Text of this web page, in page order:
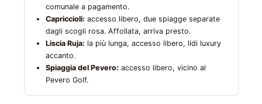
comunale a pagamento.
Capriccioli: accesso libero, due spiagge separate
dagli scogli rosa. Affollata, arriva presto.
Liscia Ruja: la più lunga, accesso libero, lidi luxury
accanto.
Spiaggia del Pevero: accesso libero, vicino al
Pevero Golf.